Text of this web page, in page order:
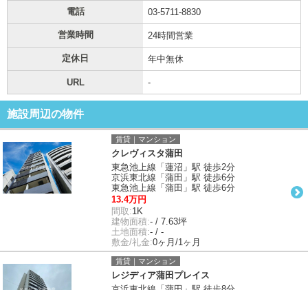
電話 03-5711-8830
営業時間 24時間営業
定休日 年中無休
URL -
施設周辺の物件
賃貸｜マンション
クレヴィスタ蒲田
東急池上線「蓮沼」駅 徒歩2分
京浜東北線「蒲田」駅 徒歩6分
東急池上線「蒲田」駅 徒歩6分
13.4万円
間取:1K
建物面積:- / 7.63坪
土地面積:- / -
敷金/礼金:0ヶ月/1ヶ月
賃貸｜マンション
レジディア蒲田プレイス